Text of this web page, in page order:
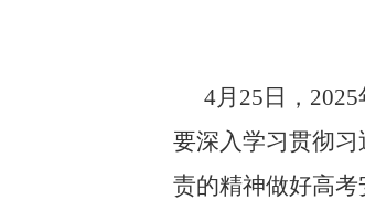
4月25日，
要深入学习贯彻
责的精神做好高考